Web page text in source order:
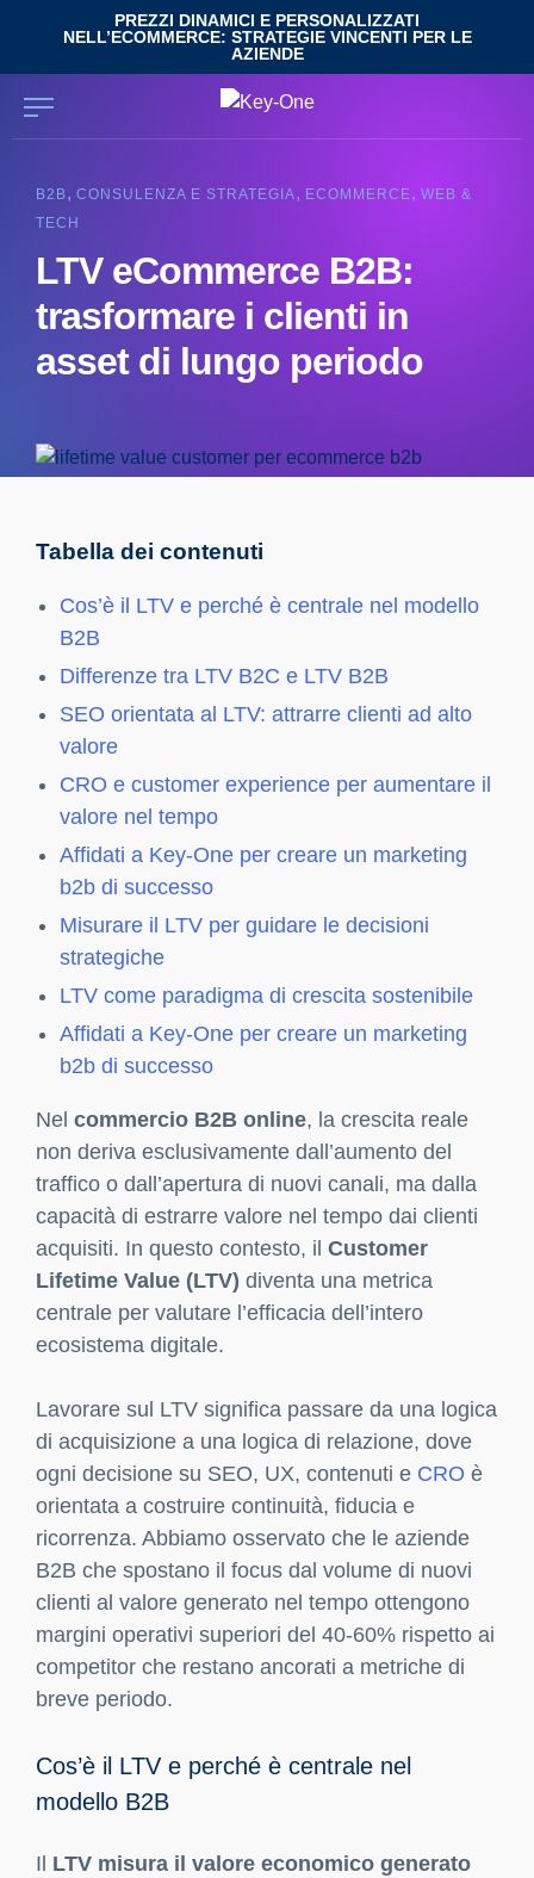
contenuto
PREZZI DINAMICI E PERSONALIZZATI
NELL’ECOMMERCE: STRATEGIE VINCENTI PER LE
AZIENDE
B2B, CONSULENZA E STRATEGIA, ECOMMERCE, WEB &
TECH
LTV eCommerce B2B:
trasformare i clienti in
asset di lungo periodo
Tabella dei contenuti
Cos’è il LTV e perché è centrale nel modello
B2B
Differenze tra LTV B2C e LTV B2B
SEO orientata al LTV: attrarre clienti ad alto
valore
CRO e customer experience per aumentare il
valore nel tempo
Affidati a Key-One per creare un marketing
b2b di successo
Misurare il LTV per guidare le decisioni
strategiche
LTV come paradigma di crescita sostenibile
Affidati a Key-One per creare un marketing
b2b di successo
Nel commercio B2B online, la crescita reale
non deriva esclusivamente dall’aumento del
traffico o dall’apertura di nuovi canali, ma dalla
capacità di estrarre valore nel tempo dai clienti
acquisiti. In questo contesto, il Customer
Lifetime Value (LTV) diventa una metrica
centrale per valutare l’efficacia dell’intero
ecosistema digitale.
Lavorare sul LTV significa passare da una logica
di acquisizione a una logica di relazione, dove
ogni decisione su SEO, UX, contenuti e CRO è
orientata a costruire continuità, fiducia e
ricorrenza. Abbiamo osservato che le aziende
B2B che spostano il focus dal volume di nuovi
clienti al valore generato nel tempo ottengono
margini operativi superiori del 40-60% rispetto ai
competitor che restano ancorati a metriche di
breve periodo.
Cos’è il LTV e perché è centrale nel
modello B2B
Il LTV misura il valore economico generato